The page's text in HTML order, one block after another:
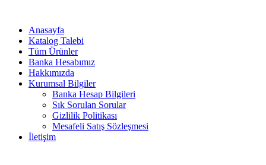
Anasayfa
Katalog Talebi
Tüm Ürünler
Banka Hesabımız
Hakkımızda
Kurumsal Bilgiler
Banka Hesap Bilgileri
Sık Sorulan Sorular
Gizlilik Politikası
Mesafeli Satış Sözleşmesi
İletişim